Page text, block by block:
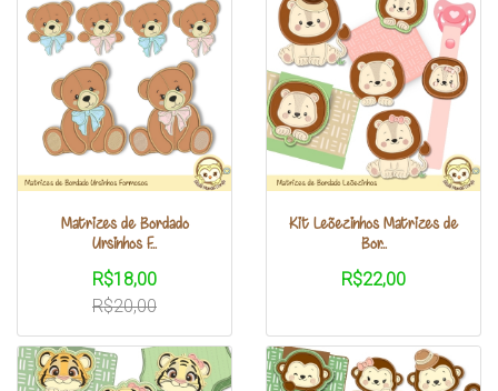
Matrizes de Bordado
Ursinhos F...
R$18,00
R$20,00
Kit Leõezinhos Matrizes de
Bor...
R$22,00